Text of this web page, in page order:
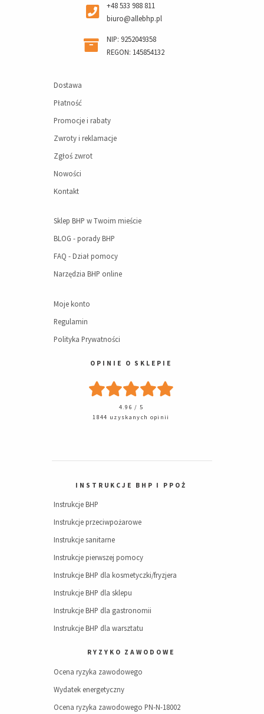
+48 533 988 811
biuro@allebhp.pl
NIP: 9252049358
REGON: 145854132
Dostawa
Płatność
Promocje i rabaty
Zwroty i reklamacje
Zgłoś zwrot
Nowości
Kontakt
Sklep BHP w Twoim mieście
BLOG - porady BHP
FAQ - Dział pomocy
Narzędzia BHP online
Moje konto
Regulamin
Polityka Prywatności
OPINIE O SKLEPIE
4.96 / 5
1844 uzyskanych opinii
INSTRUKCJE BHP I PPOŻ
Instrukcje BHP
Instrukcje przeciwpożarowe
Instrukcje sanitarne
Instrukcje pierwszej pomocy
Instrukcje BHP dla kosmetyczki/fryzjera
Instrukcje BHP dla sklepu
Instrukcje BHP dla gastronomii
Instrukcje BHP dla warsztatu
RYZYKO ZAWODOWE
Ocena ryzyka zawodowego
Wydatek energetyczny
Ocena ryzyka zawodowego PN-N-18002